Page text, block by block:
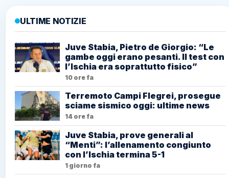
ULTIME NOTIZIE
Juve Stabia, Pietro de Giorgio: “Le
gambe oggi erano pesanti. Il test con
l’Ischia era soprattutto fisico”
10 ore fa
Terremoto Campi Flegrei, prosegue
sciame sismico oggi: ultime news
14 ore fa
Juve Stabia, prove generali al
“Menti”: l’allenamento congiunto
con l’Ischia termina 5-1
1 giorno fa